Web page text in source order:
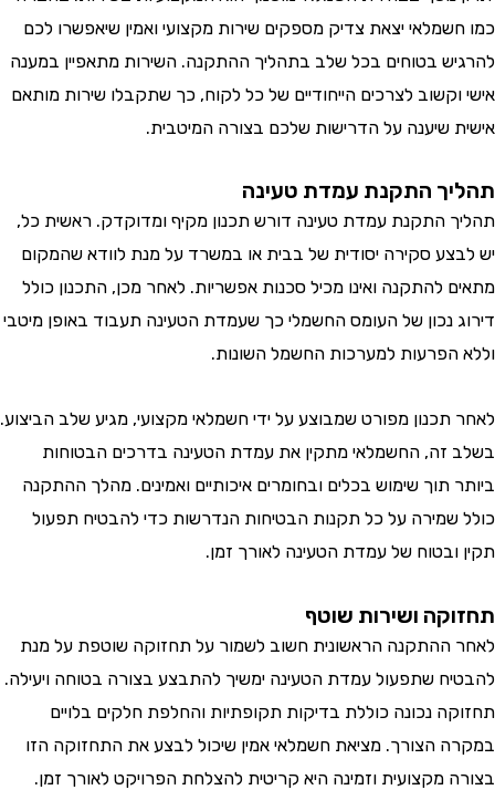
יצאת צדיק מספקים שירות מקצועי ואמין שיאפשרו לכם
בטוחים בכל שלב בתהליך ההתקנה. השירות מתאפיין במענה
לצרכים הייחודיים של כל לקוח, כך שתקבלו שירות מותאם
שיענה על הדרישות שלכם בצורה המיטבית.
התקנת עמדת טעינה
התקנת עמדת טעינה דורש תכנון מקיף ומדוקדק. ראשית כל,
סקירה יסודית של בבית או במשרד על מנת לוודא שהמקום
להתקנה ואינו מכיל סכנות אפשריות. לאחר מכן, התכנון כולל
נכון של העומס החשמלי כך שעמדת הטעינה תעבוד באופן מיטבי
למערכות החשמל השונות.
מפורט שמבוצע על ידי חשמלאי מקצועי, מגיע שלב הביצוע.
זה, החשמלאי מתקין את עמדת הטעינה בדרכים הבטוחות
תוך שימוש בכלים ובחומרים איכותיים ואמינים. מהלך ההתקנה
על כל תקנות הבטיחות הנדרשות כדי להבטיח תפעול
של עמדת הטעינה לאורך זמן.
ושירות שוטף
ההתקנה הראשונית חשוב לשמור על תחזוקה שוטפת על מנת
שתפעול עמדת הטעינה ימשיך להתבצע בצורה בטוחה ויעילה.
נכונה כוללת בדיקות תקופתיות והחלפת חלקים בלויים
הצורך. מציאת חשמלאי אמין שיכול לבצע את התחזוקה הזו
מקצועית וזמינה היא קריטית להצלחת הפרויקט לאורך זמן.